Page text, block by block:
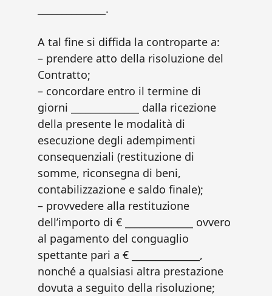
______________.
A tal fine si diffida la controparte a:
– prendere atto della risoluzione del
Contratto;
– concordare entro il termine di
giorni ______________ dalla ricezione
della presente le modalità di
esecuzione degli adempimenti
consequenziali (restituzione di
somme, riconsegna di beni,
contabilizzazione e saldo finale);
– provvedere alla restituzione
dell’importo di € ______________ ovvero
al pagamento del conguaglio
spettante pari a € ______________,
nonché a qualsiasi altra prestazione
dovuta a seguito della risoluzione;